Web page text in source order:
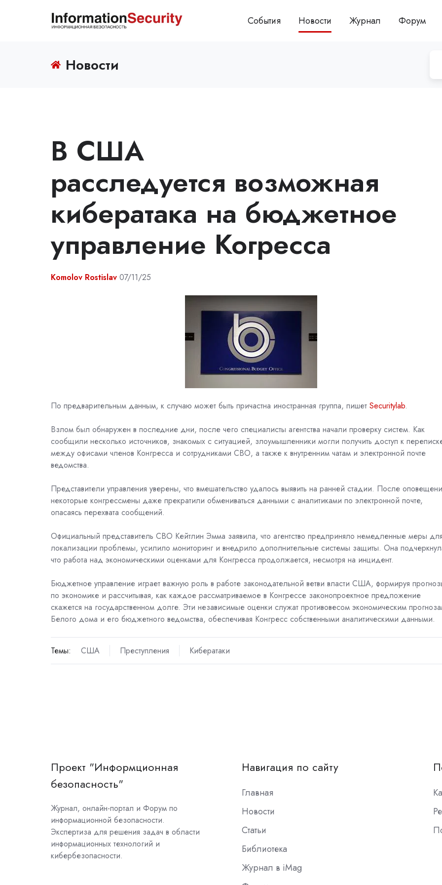
События Новости Журнал Форум
Новости
В США
расследуется возможная
кибератака на бюджетное
управление Когресса
Komolov Rostislav 07/11/25
По предварительным данным, к случаю может быть причастна иностранная группа, пишет Securitylab.
Взлом был обнаружен в последние дни, после чего специалисты агентства начали проверку систем. Как
сообщили несколько источников, знакомых с ситуацией, злоумышленники могли получить доступ к
между офисами членов Конгресса и сотрудниками CBO, а также к внутренним чатам и электронной почте
ведомства.
Представители управления уверены, что вмешательство удалось выявить на ранней стадии. После
некоторые конгрессмены даже прекратили обмениваться данными с аналитиками по электронной почте,
опасаясь перехвата сообщений.
Официальный представитель CBO Кейтлин Эмма заявила, что агентство предприняло немедленные меры для
локализации проблемы, усилило мониторинг и внедрило дополнительные системы защиты. Она
что работа над экономическими оценками для Конгресса продолжается, несмотря на инцидент.
Бюджетное управление играет важную роль в работе законодательной ветви власти США, формируя
по экономике и рассчитывая, как каждое рассматриваемое в Конгрессе законопроектное предложение
скажется на государственном долге. Эти независимые оценки служат противовесом экономическим
Белого дома и его бюджетного ведомства, обеспечивая Конгресс собственными аналитическими данными.
Темы: США Преступления Кибератаки
Проект "Информционная
безопасность"
Журнал, онлайн-портал и Форум по
информационной безопасности.
Экспертиза для решения задач в области
информационных технологий и
кибербезопасности.
Навигация по сайту
Главная
Новости
Статьи
Библиотека
Журнал в iMag